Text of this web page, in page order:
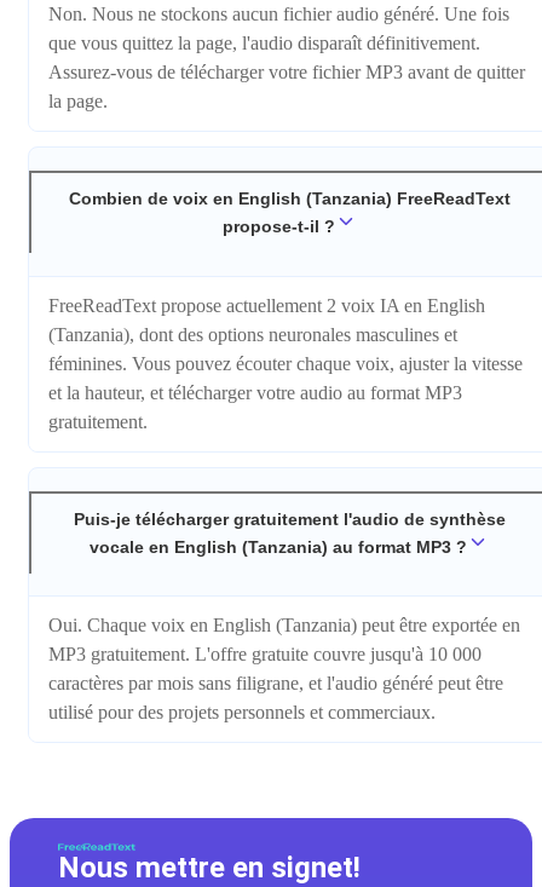
Non. Nous ne stockons aucun fichier audio généré. Une fois
que vous quittez la page, l'audio disparaît définitivement.
Assurez-vous de télécharger votre fichier MP3 avant de quitter
la page.
Combien de voix en English (Tanzania) FreeReadText
propose-t-il ?
FreeReadText propose actuellement 2 voix IA en English
(Tanzania), dont des options neuronales masculines et
féminines. Vous pouvez écouter chaque voix, ajuster la vitesse
et la hauteur, et télécharger votre audio au format MP3
gratuitement.
Puis-je télécharger gratuitement l'audio de synthèse
vocale en English (Tanzania) au format MP3 ?
Oui. Chaque voix en English (Tanzania) peut être exportée en
MP3 gratuitement. L'offre gratuite couvre jusqu'à 10 000
caractères par mois sans filigrane, et l'audio généré peut être
utilisé pour des projets personnels et commerciaux.
Nous mettre en signet!